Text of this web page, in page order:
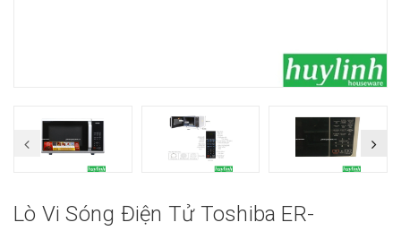
Lò Vi Sóng Điện Tử Toshiba ER-